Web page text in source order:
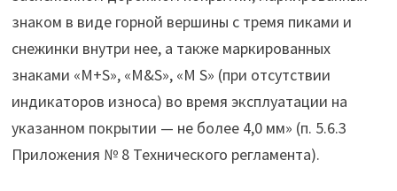
знаком в виде горной вершины с тремя пиками и
снежинки внутри нее, а также маркированных
знаками «М+S», «M&S», «M S» (при отсутствии
индикаторов износа) во время эксплуатации на
указанном покрытии — не более 4,0 мм» (п. 5.6.3
Приложения № 8 Технического регламента).